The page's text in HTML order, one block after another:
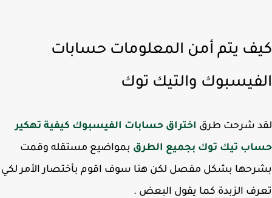
يتم أمن المعلومات حسابات
والتيك توك
شرحت طرقاختراق حسابات الفيسبوك كيفية تهكير
تيك توك بجميع الطرقبمواضيع مستقله وقمت
بشكل مفصل لكن هنا سوف اقوم بأختصار الأمر لكي
الزبدة كما يقول البعض .